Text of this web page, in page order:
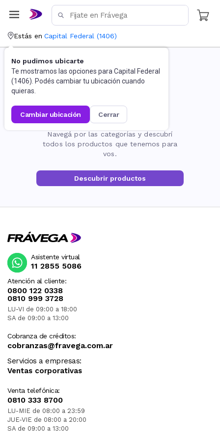
Estás en Capital Federal (1406)
No pudimos ubicarte
Te mostramos las opciones para Capital Federal
(1406). Podés cambiar tu ubicación cuando
quieras.
cambiar ubicación cerrar
La página no existe
Navegá por las categorías y descubrí
todos los productos que tenemos para
vos.
Descubrir productos
Atención al cliente:
0800 122 0338
0810 999 3728
LU-VI de 09:00 a 18:00
SA de 09:00 a 13:00
Cobranza de créditos:
cobranzas@fravega.com.ar
Servicios a empresas:
Ventas corporativas
Venta telefónica:
0810 333 8700
LU-MIE de 08:00 a 23:59
JUE-VIE de 08:00 a 20:00
SA de 09:00 a 13:00
Asistente virtual
11 2855 5086